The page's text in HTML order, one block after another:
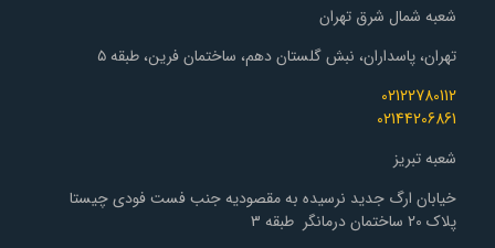
شعبه شمال شرق تهران
تهران، پاسداران، نبش گلستان دهم، ساختمان فرین، طبقه ۵
02122780112
02144206861
شعبه تبریز
خیابان ارگ جدید نرسیده به مقصودیه جنب فست فودی چیستا
پلاک 20 ساختمان درمانگر طبقه 3